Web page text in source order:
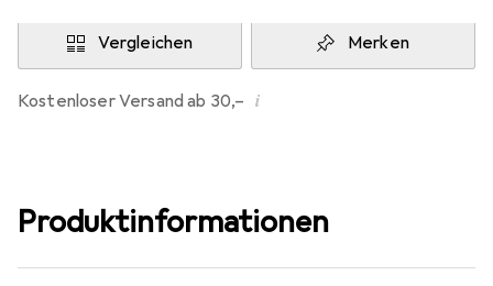
Vergleichen Merken
Kostenloser Versand ab 30,– i
Produktinformationen